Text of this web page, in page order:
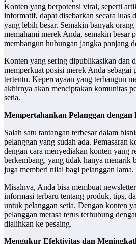
Konten yang berpotensi viral, seperti
informatif, dapat disebarkan secara luas
yang lebih besar. Semakin banyak
memahami merek Anda, semakin besar
membangun hubungan jangka panjang
Konten yang sering dipublikasikan dan
memperkuat posisi merek Anda sebagai
tertentu. Kepercayaan yang terbangun
akhirnya akan menciptakan komunitas
setia.
Mempertahankan Pelanggan dengan
Salah satu tantangan terbesar dalam
pelanggan yang sudah ada. Pemasaran
dengan cara menyediakan konten yang
berkembang, yang tidak hanya menarik
juga memberi nilai bagi pelanggan lama.
Misalnya, Anda bisa membuat
informasi terbaru tentang produk, tips,
untuk pelanggan setia. Dengan konten
pelanggan merasa terus terhubung
dialihkan ke pesaing.
Mengukur Efektivitas dan